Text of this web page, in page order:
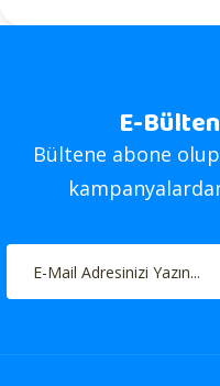
E-
Bültene abone